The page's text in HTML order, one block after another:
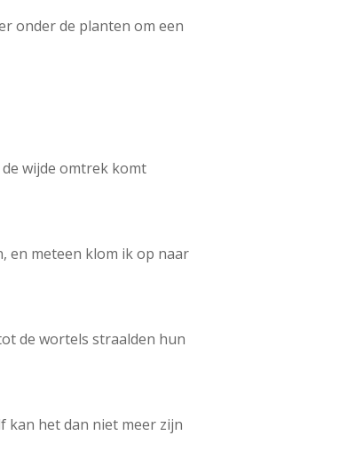
onder de planten om een
wijde omtrek komt
en meteen klom ik op naar
de wortels straalden hun
kan het dan niet meer zijn